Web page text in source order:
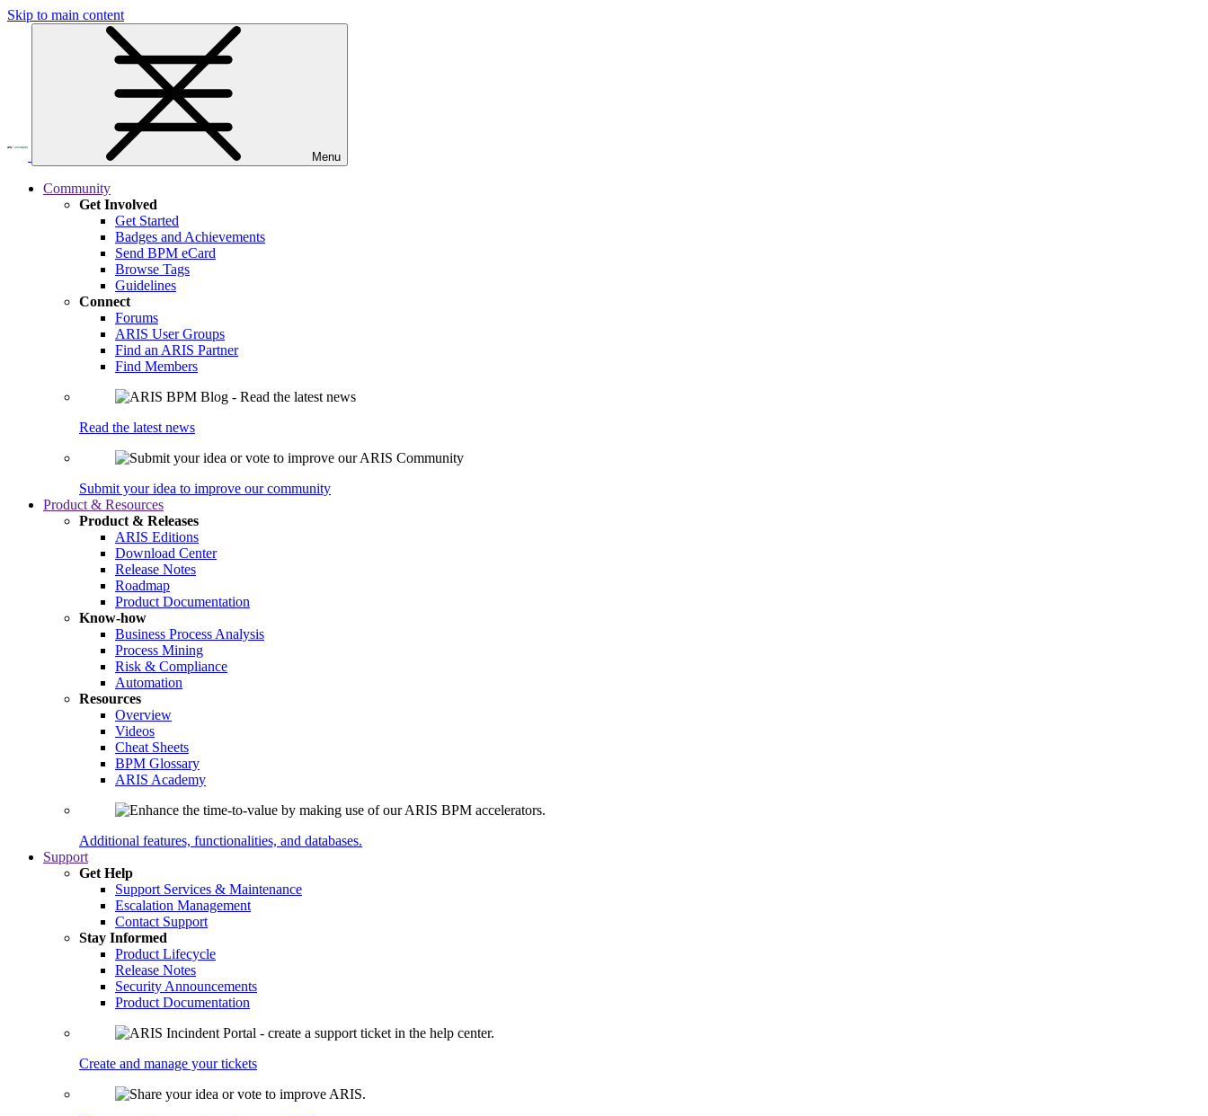
Skip to main content
Menu
Community
Get Involved
Get Started
Badges and Achievements
Send BPM eCard
Browse Tags
Guidelines
Connect
Forums
ARIS User Groups
Find an ARIS Partner
Find Members
Read the latest news
Submit your idea to improve our community
Product & Resources
Product & Releases
ARIS Editions
Download Center
Release Notes
Roadmap
Product Documentation
Know-how
Business Process Analysis
Process Mining
Risk & Compliance
Automation
Resources
Overview
Videos
Cheat Sheets
BPM Glossary
ARIS Academy
Additional features, functionalities, and databases.
Support
Get Help
Support Services & Maintenance
Escalation Management
Contact Support
Stay Informed
Product Lifecycle
Release Notes
Security Announcements
Product Documentation
Create and manage your tickets